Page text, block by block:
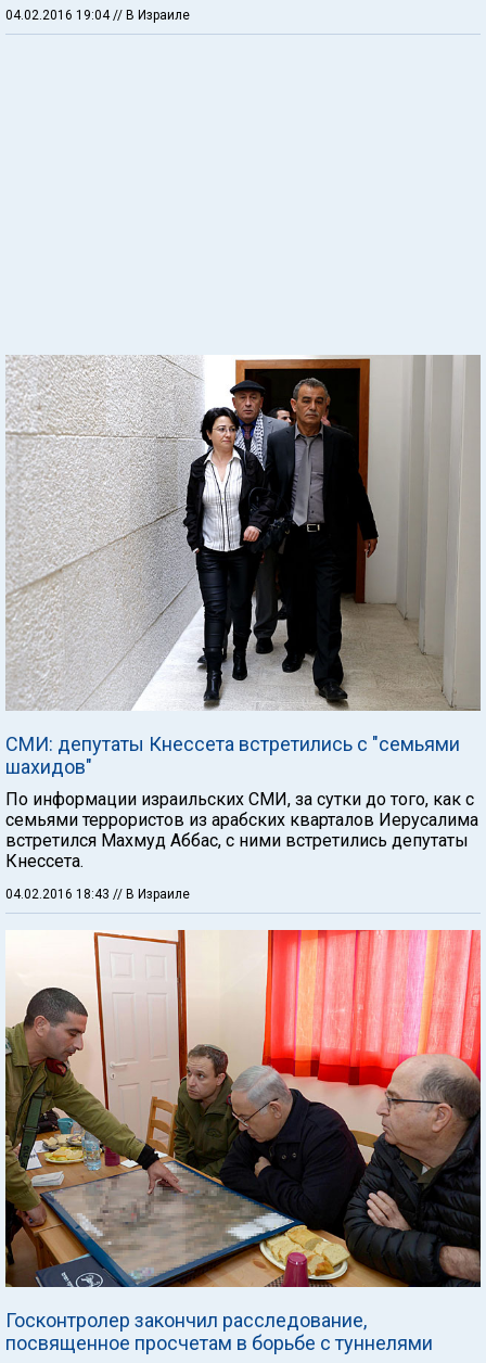
04.02.2016 19:04 // В Израиле
СМИ: депутаты Кнессета встретились с "семьями
шахидов"
По информации израильских СМИ, за сутки до того, как с
семьями террористов из арабских кварталов Иерусалима
встретился Махмуд Аббас, с ними встретились депутаты
Кнессета.
04.02.2016 18:43 // В Израиле
Госконтролер закончил расследование,
посвященное просчетам в борьбе с туннелями